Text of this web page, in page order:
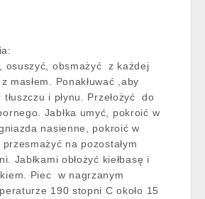
osuszyć, obsmażyć z każdej
masłem. Ponakłuwać ,aby
tłuszczu i płynu. Przełożyć do
Jabłka umyć, pokroić w
nasienne, pokroić w
na pozostałym
Jabłkami obłożyć kiełbasę i
Piec w nagrzanym
190 stopni C około 15